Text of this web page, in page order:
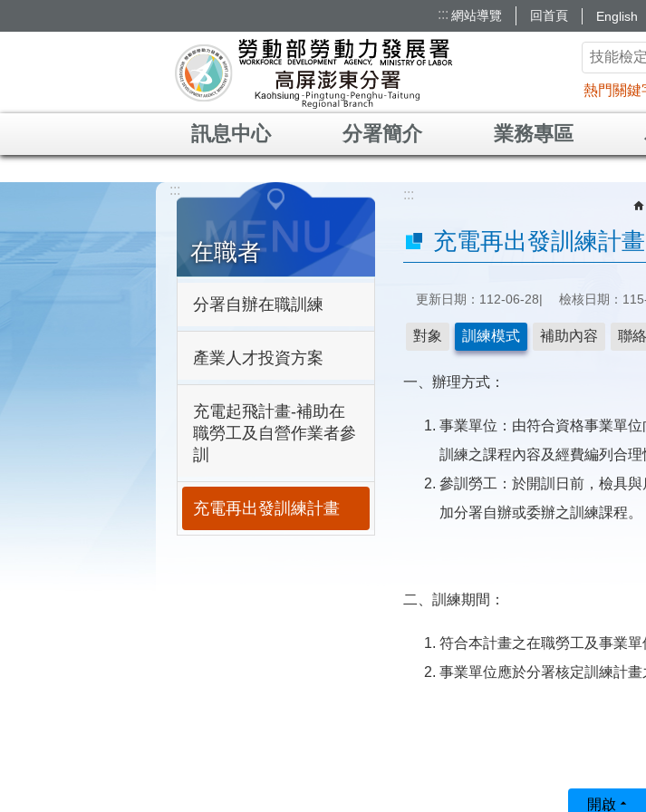
::: 網站導覽 回首頁 English
熱門關鍵
訊息中心 分署簡介 業務專區
:::
在職者
分署自辦在職訓練
產業人才投資方案
充電起飛計畫-補助在
職勞工及自營作業者參
訓
充電再出發訓練計畫
:::
充電再出發訓練計畫
更新日期：112-06-28 檢核日期：
對象 訓練模式 補助內容 聯
一、辦理方式：
事業單位：由符合資格事業單
訓練之課程內容及經費編列合
參訓勞工：於開訓日前，檢具
加分署自辦或委辦之訓練課程。
二、訓練期間：
符合本計畫之在職勞工及事業單
事業單位應於分署核定訓練計畫
開啟